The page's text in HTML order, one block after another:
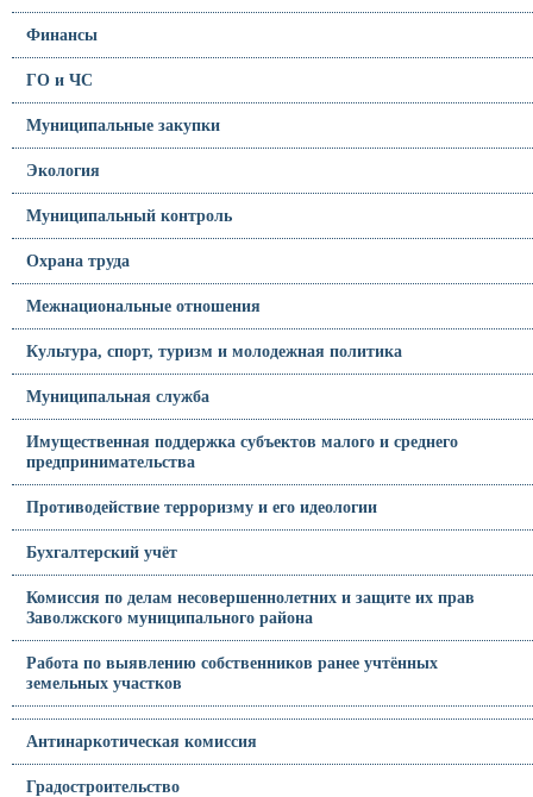
Финансы
ГО и ЧС
Муниципальные закупки
Экология
Муниципальный контроль
Охрана труда
Межнациональные отношения
Культура, спорт, туризм и молодежная политика
Муниципальная служба
Имущественная поддержка субъектов малого и среднего
предпринимательства
Противодействие терроризму и его идеологии
Бухгалтерский учёт
Комиссия по делам несовершеннолетних и защите их прав
Заволжского муниципального района
Работа по выявлению собственников ранее учтённых
земельных участков
Антинаркотическая комиссия
Градостроительство